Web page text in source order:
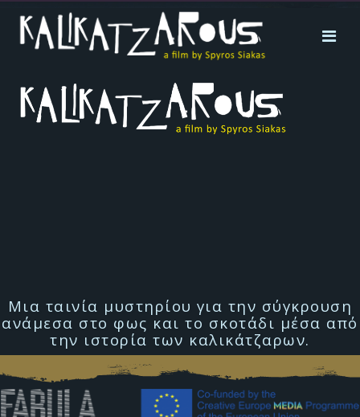
Μια ταινία μυστηρίου για την σύγκρουση
ανάμεσα στο φως και το σκοτάδι μέσα από
την ιστορία των καλικάτζαρων.